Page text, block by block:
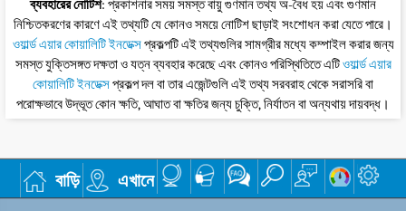
ব্যবহারের নোটিশ: প্রকাশনার সময় সমস্ত বায়ু গুণমান তথ্য অ-বৈধ হয় এবং গুণমান
নিশ্চিতকরণের কারণে এই তথ্যটি যে কোনও সময়ে নোটিশ ছাড়াই সংশোধন করা যেতে পারে।
ওয়ার্ল্ড এয়ার কোয়ালিটি ইনডেক্সপ্রকল্পটি এই তথ্যগুলির সামগ্রীর মধ্যে কম্পাইল করার জন্য
সমস্ত যুক্তিসঙ্গত দক্ষতা ও যত্ন ব্যবহার করেছে এবং কোনও পরিস্থিতিতে এটিওয়ার্ল্ড এয়ার
কোয়ালিটি ইনডেক্সপ্রকল্প দল বা তার এজেন্টগুলি এই তথ্য সরবরাহ থেকে সরাসরি বা
পরোক্ষভাবে উদ্ভূত কোন ক্ষতি, আঘাত বা ক্ষতির জন্য চুক্তি, নির্যাতন বা অন্যথায় দায়বদ্ধ।
বাড়ি এখানে